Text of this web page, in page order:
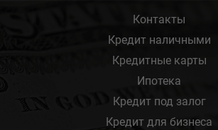
Контакты
Кредит наличными
Кредитные карты
Ипотека
Кредит под залог
Кредит для бизнеса